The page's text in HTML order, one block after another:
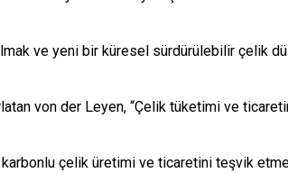
ve yeni bir küresel sürdürülebilir çelik
von der Leyen, “Çelik tüketimi ve
çelik üretimi ve ticaretini teşvik etmek